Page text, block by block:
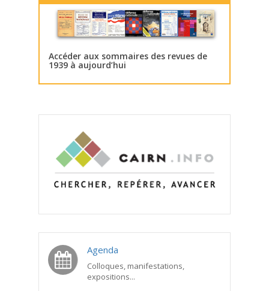
Accéder aux sommaires des revues de
1939 à aujourd’hui
Agenda
Colloques, manifestations,
expositions...